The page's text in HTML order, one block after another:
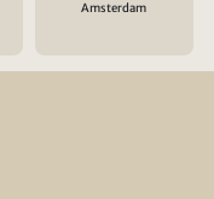
Amsterdam